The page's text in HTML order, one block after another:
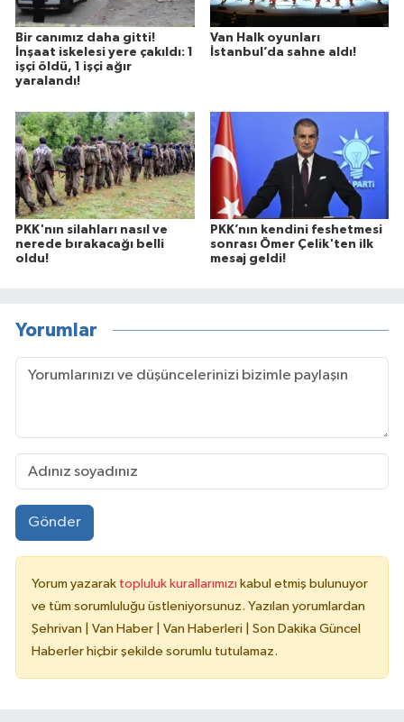
Bir canımız daha gitti!
İnşaat iskelesi yere çakıldı: 1
işçi öldü, 1 işçi ağır
yaralandı!
Van Halk oyunları
İstanbul’da sahne aldı!
PKK'nın silahları nasıl ve
nerede bırakacağı belli
oldu!
PKK’nın kendini feshetmesi
sonrası Ömer Çelik'ten ilk
mesaj geldi!
Yorumlar
Gönder
Yorum yazarak topluluk kurallarımızı kabul etmiş bulunuyor
ve tüm sorumluluğu üstleniyorsunuz. Yazılan yorumlardan
Şehrivan | Van Haber | Van Haberleri | Son Dakika Güncel
Haberler hiçbir şekilde sorumlu tutulamaz.